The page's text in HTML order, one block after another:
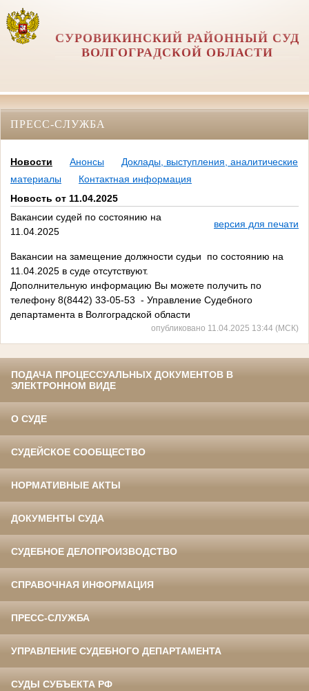
СУРОВИКИНСКИЙ РАЙОННЫЙ СУД
ВОЛГОГРАДСКОЙ ОБЛАСТИ
ПРЕСС-СЛУЖБА
Новости Анонсы
Доклады, выступления, аналитические
материалы
Контактная информация
Новость от 11.04.2025
Вакансии судей по состоянию на
11.04.2025
версия для печати
Вакансии на замещение должности судьи по состоянию на
11.04.2025 в суде отсутствуют.
Дополнительную информацию Вы можете получить по
телефону 8(8442) 33-05-53 - Управление Судебного
департамента в Волгоградской области
опубликовано 11.04.2025 13:44 (МСК)
ПОДАЧА ПРОЦЕССУАЛЬНЫХ ДОКУМЕНТОВ В
ЭЛЕКТРОННОМ ВИДЕ
О СУДЕ
СУДЕЙСКОЕ СООБЩЕСТВО
НОРМАТИВНЫЕ АКТЫ
ДОКУМЕНТЫ СУДА
СУДЕБНОЕ ДЕЛОПРОИЗВОДСТВО
СПРАВОЧНАЯ ИНФОРМАЦИЯ
ПРЕСС-СЛУЖБА
УПРАВЛЕНИЕ СУДЕБНОГО ДЕПАРТАМЕНТА
СУДЫ СУБЪЕКТА РФ